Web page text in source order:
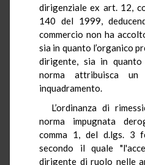
dirigenziale ex art. 12,
140 del 1999,
commercio non ha
sia in quanto l’organico
dirigente, sia in
norma attribuisca
inquadramento.
L’ordinanza di
norma impugnata
comma 1, del d.lgs. 3
secondo il quale
dirigente di ruolo nelle